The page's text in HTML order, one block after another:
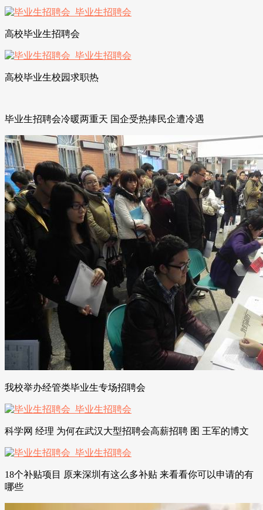
高校毕业生招聘会
高校毕业生校园求职热
毕业生招聘会冷暖两重天 国企受热捧民企遭冷遇
我校举办经管类毕业生专场招聘会
科学网 经理 为何在武汉大型招聘会高薪招聘 图 王军的博文
18个补贴项目 原来深圳有这么多补贴 来看看你可以申请的有
哪些